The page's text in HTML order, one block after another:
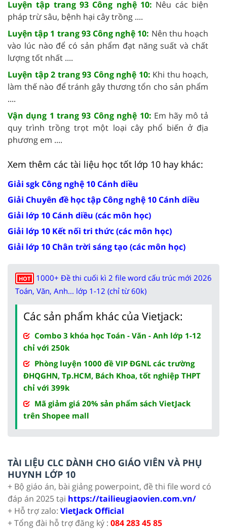
Luyện tập trang 93 Công nghệ 10: Nêu các biện
pháp trừ sâu, bệnh hại cây trồng ....
Luyện tập 1 trang 93 Công nghệ 10: Nên thu hoạch
vào lúc nào để có sản phẩm đạt năng suất và chất
lượng tốt nhất ....
Luyện tập 2 trang 93 Công nghệ 10: Khi thu hoạch,
làm thế nào để tránh gây thương tổn cho sản phẩm
....
Vận dụng 1 trang 93 Công nghệ 10: Em hãy mô tả
quy trình trồng trọt một loại cây phổ biến ở địa
phương em ....
Xem thêm các tài liệu học tốt lớp 10 hay khác:
Giải sgk Công nghệ 10 Cánh diều
Giải Chuyên đề học tập Công nghệ 10 Cánh diều
Giải lớp 10 Cánh diều (các môn học)
Giải lớp 10 Kết nối tri thức (các môn học)
Giải lớp 10 Chân trời sáng tạo (các môn học)
HOT
1000+ Đề thi cuối kì 2 file word cấu trúc mới 2026
Toán, Văn, Anh... lớp 1-12 (chỉ từ 60k)
Các sản phẩm khác của Vietjack:
Combo 3 khóa học Toán - Văn - Anh lớp 1-12
chỉ với 250k
Phòng luyện 1000 đề VIP ĐGNL các trường
ĐHQGHN, Tp.HCM, Bách Khoa, tốt nghiệp THPT
chỉ với 399k
Mã giảm giá 20% sản phẩm sách VietJack
trên Shopee mall
TÀI LIỆU CLC DÀNH CHO GIÁO VIÊN VÀ PHỤ
HUYNH LỚP 10
+ Bộ giáo án, bài giảng powerpoint, đề thi file word có
đáp án 2025 tại https://tailieugiaovien.com.vn/
+ Hỗ trợ zalo: VietJack Official
+ Tổng đài hỗ trợ đăng ký : 084 283 45 85